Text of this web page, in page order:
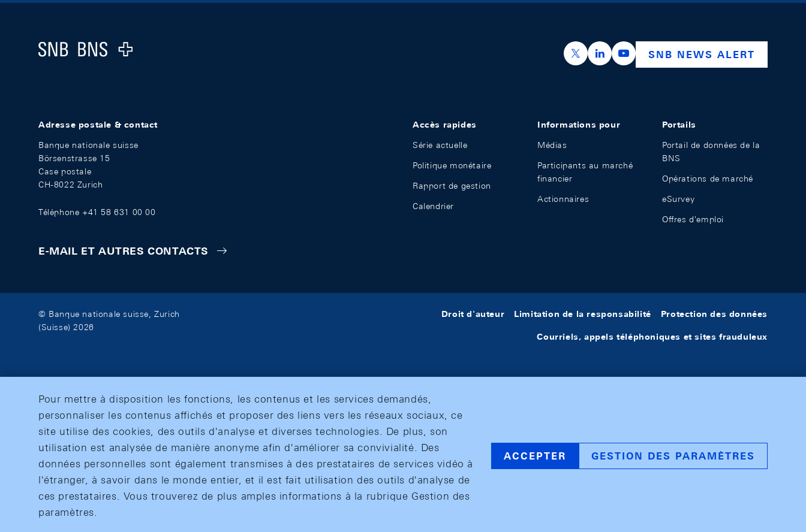
Logo
https://x.com/snb_bns
https://ch.linkedin.com/company/swiss-
https://www.youtube.com/
SNB NEWS ALERT
Adresse postale & contact
Banque nationale suisse
Börsenstrasse 15
Case postale
CH-8022 Zurich
Téléphone +41 58 631 00 00
E-MAIL ET AUTRES CONTACTS
Accès rapides
Série actuelle
Politique monétaire
Rapport de gestion
Calendrier
Informations pour
Médias
Participants au marché
financier
Actionnaires
Portails
Portail de données de la
BNS
Opérations de marché
eSurvey
Offres d'emploi
© Banque nationale suisse, Zurich
(Suisse) 2026
Droit d'auteur Limitation de la responsabilité Protection des données
Courriels, appels téléphoniques et sites frauduleux
Pour mettre à disposition les fonctions, les contenus et les services demandés,
personnaliser les contenus affichés et proposer des liens vers les réseaux sociaux, ce
site utilise des cookies, des outils d'analyse et diverses technologies. De plus, son
utilisation est analysée de manière anonyme afin d'améliorer sa convivialité. Des
données personnelles sont également transmises à des prestataires de services vidéo à
l'étranger, à savoir dans le monde entier, et il est fait utilisation des outils d'analyse de
ces prestataires. Vous trouverez de plus amples informations à la rubrique Gestion des
paramètres.
ACCEPTER GESTION DES PARAMÈTRES